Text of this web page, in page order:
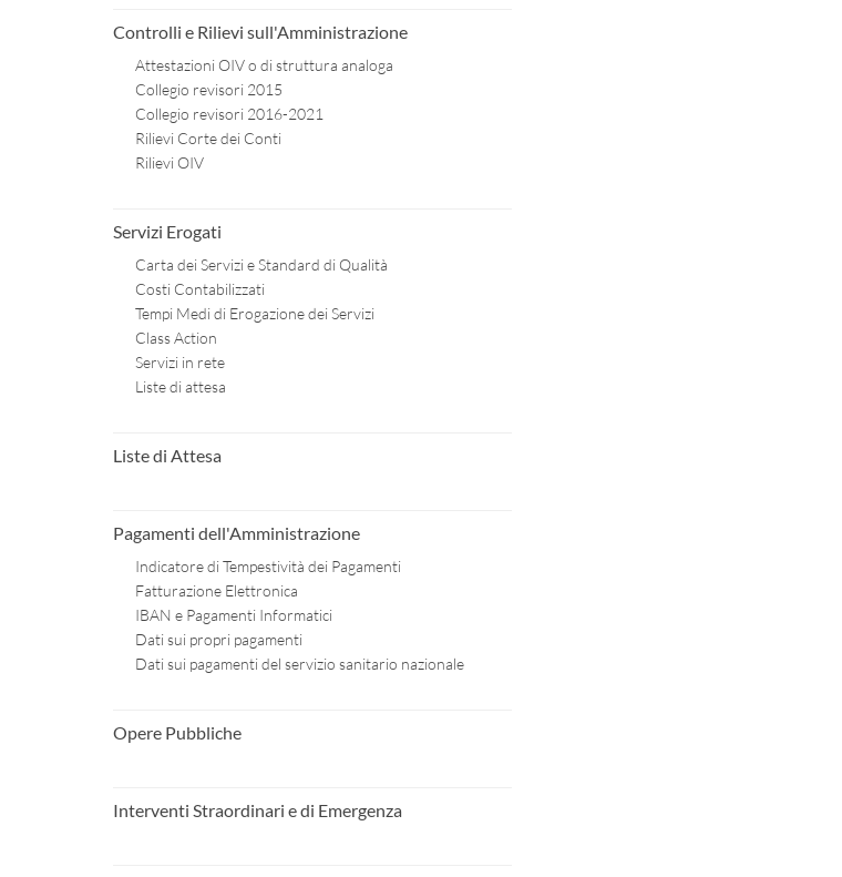
Controlli e Rilievi sull'Amministrazione
Attestazioni OIV o di struttura analoga
Collegio revisori 2015
Collegio revisori 2016-2021
Rilievi Corte dei Conti
Rilievi OIV
Servizi Erogati
Carta dei Servizi e Standard di Qualità
Costi Contabilizzati
Tempi Medi di Erogazione dei Servizi
Class Action
Servizi in rete
Liste di attesa
Liste di Attesa
Pagamenti dell'Amministrazione
Indicatore di Tempestività dei Pagamenti
Fatturazione Elettronica
IBAN e Pagamenti Informatici
Dati sui propri pagamenti
Dati sui pagamenti del servizio sanitario nazionale
Opere Pubbliche
Interventi Straordinari e di Emergenza